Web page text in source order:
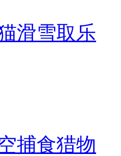
滑雪取乐
捕食猎物